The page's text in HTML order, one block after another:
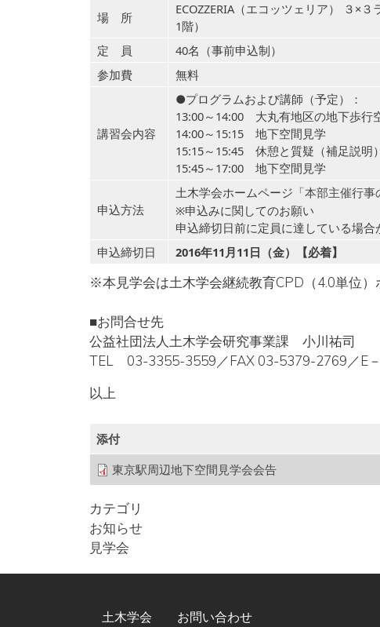
場 所
ECOZZERIA（エコッツェリア） ３×
1階）
定 員
40名（事前申込制）
参加費
無料
講習会内容
●プログラムおよび講師（予定）：
13:00～14:00 大丸有地区の地下歩行
14:00～15:15 地下空間見学
15:15～15:45 休憩と質疑（補足説明）
15:45～17:00 地下空間見学
申込方法
土木学会ホームページ「本部主催行事
※申込みに関してのお願い
申込締切日前に定員に達している場
申込締切日
2016年11月11日（金）【必着】
※本見学会は土木学会継続教育CPD（4.0単位）
■お問合せ先
公益社団法人土木学会研究事業課 小川祐司
TEL 03-3355-3559／FAX 03-5379-2769
以上
添付
東京駅周辺地下空間見学会会告
カテゴリ
お知らせ
見学会
土木学会 お問い合わせ